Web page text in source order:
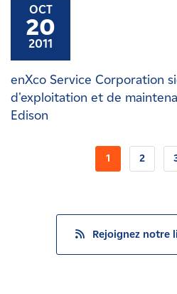
OCT
20
2011
enXco Service Corporation
d'exploitation et de
Edison
1 2
Rejoignez notre